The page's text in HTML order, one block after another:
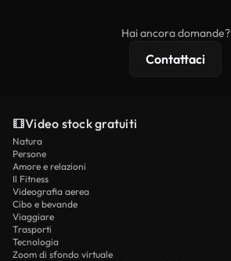
Hai ancora domande?
Contattaci
Video stock gratuiti
Natura
Persone
Amore e relazioni
Il Fitness
Videografia aerea
Cibo e bevande
Viaggiare
Trasporti
Tecnologia
Zoom di sfondo virtuale